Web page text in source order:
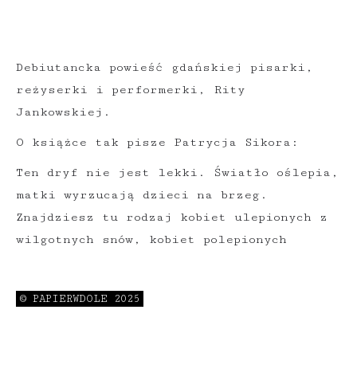
Debiutancka powieść gdańskiej pisarki,
reżyserki i performerki, Rity
Jankowskiej.
O książce tak pisze Patrycja Sikora:
Ten dryf nie jest lekki. Światło oślepia,
matki wyrzucają dzieci na brzeg.
Znajdziesz tu rodzaj kobiet ulepionych z
wilgotnych snów, kobiet polepionych
główce. Fraza Jankowskiej uczy ściskać
© PAPIERWDOLE 2025